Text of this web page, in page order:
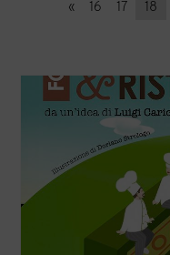
« 16 17 18